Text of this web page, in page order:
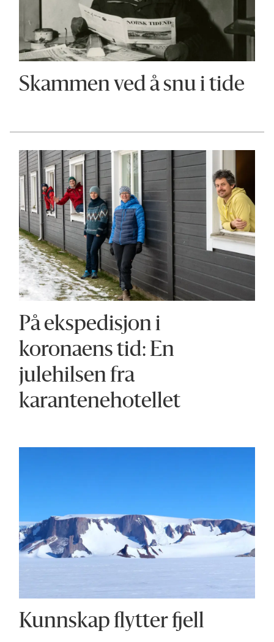
Skammen ved å snu i tide
På ekspedisjon i
koronaens tid: En
julehilsen fra
karantenehotellet
Kunnskap flytter fjell